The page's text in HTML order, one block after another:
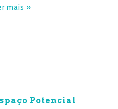
mais »
Potencial